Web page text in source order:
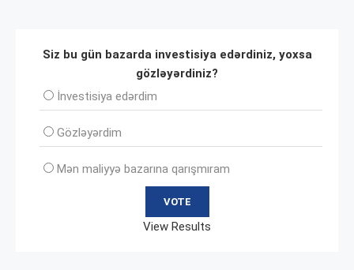
Siz bu gün bazarda investisiya edərdiniz, yoxsa
gözləyərdiniz?
İnvеstisiya edərdim
Gözləyərdim
Mən maliyyə bazarına qarışmıram
View Results